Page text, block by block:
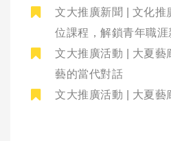
文大推廣新聞 | 文化推
位課程，解鎖青年職涯
文大推廣活動 | 大夏藝
藝的當代對話
文大推廣活動 | 大夏藝